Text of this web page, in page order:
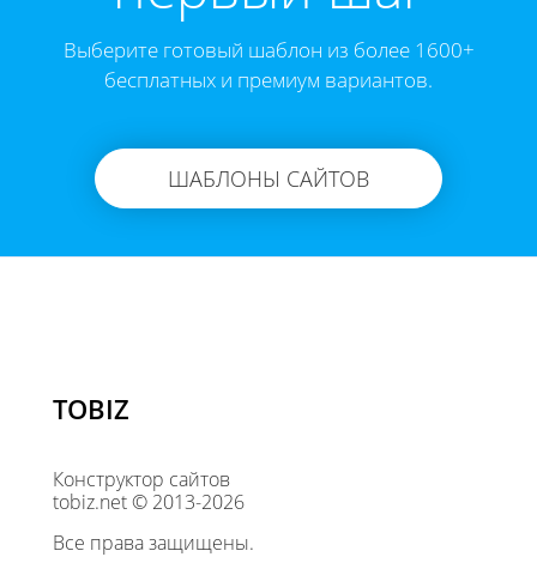
Выберите готовый шаблон из более 1600+
бесплатных и премиум вариантов.
ШАБЛОНЫ САЙТОВ
TOBIZ
Конструктор сайтов
tobiz.net © 2013-2026
Все права защищены.